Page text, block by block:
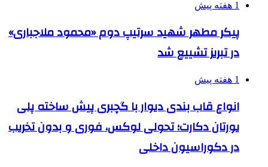
1 هفته پیش
پیکر مطهر شهید سرتیپ دوم «محمود ملاجباری»
در تبریز تشییع شد
1 هفته پیش
انواع قاب بندی دیوار با گچبری پیش ساخته پلی
یورتان دکارت؛ تحولی لوکس، فوری و بدون تخریب
در دکوراسیون داخلی